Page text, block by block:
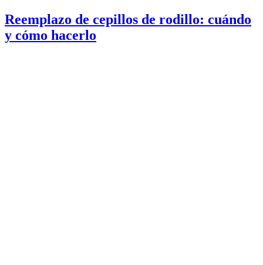
Reemplazo de cepillos de rodillo: cuándo
y cómo hacerlo